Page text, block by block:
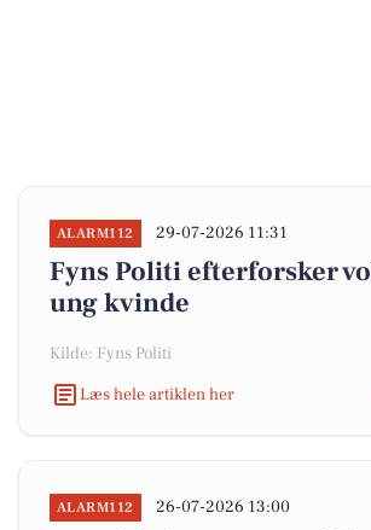
ALARM112 29-07-2026 11:31
Fyns Politi efterforsker
ung kvinde
Kilde: Fyns Politi
Læs hele artiklen her
ALARM112 26-07-2026 13:00